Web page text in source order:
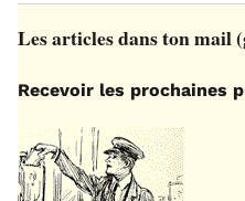
Les articles dans ton mail
Recevoir les prochaines